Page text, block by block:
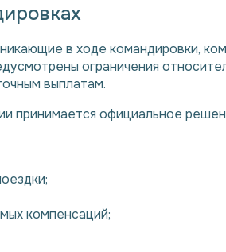
в ходе командировки,
ограничения
выплатам.
принимается официальное
компенсаций;